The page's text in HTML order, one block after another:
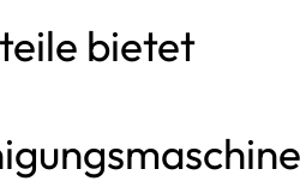
bietet